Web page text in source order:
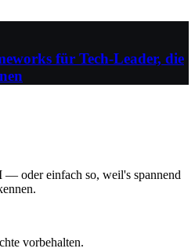
für Tech-Leader, die
oder einfach so, weil's spannend
vorbehalten.